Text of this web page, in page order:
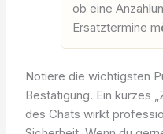
ob eine
Ersatztermine
Notiere die wichtigsten
Bestätigung. Ein kurzes
des Chats wirkt